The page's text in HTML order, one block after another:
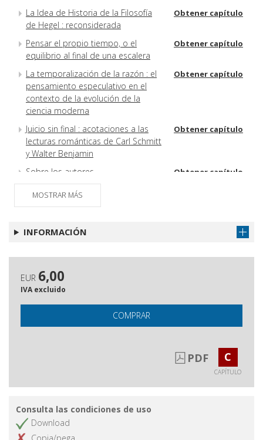
La Idea de Historia de la Filosofía
de Hegel : reconsiderada
Obtener capítulo
Pensar el propio tiempo, o el
equilibrio al final de una escalera
Obtener capítulo
La temporalización de la razón : el
pensamiento especulativo en el
contexto de la evolución de la
ciencia moderna
Obtener capítulo
Juicio sin final : acotaciones a las
lecturas románticas de Carl Schmitt
y Walter Benjamin
Obtener capítulo
Sobre los autores Obtener capítulo
MOSTRAR MÁS
INFORMACIÓN
EUR 6,00
IVA excluido
COMPRAR
PDF C
CAPÍTULO
Consulta las condiciones de uso
Download